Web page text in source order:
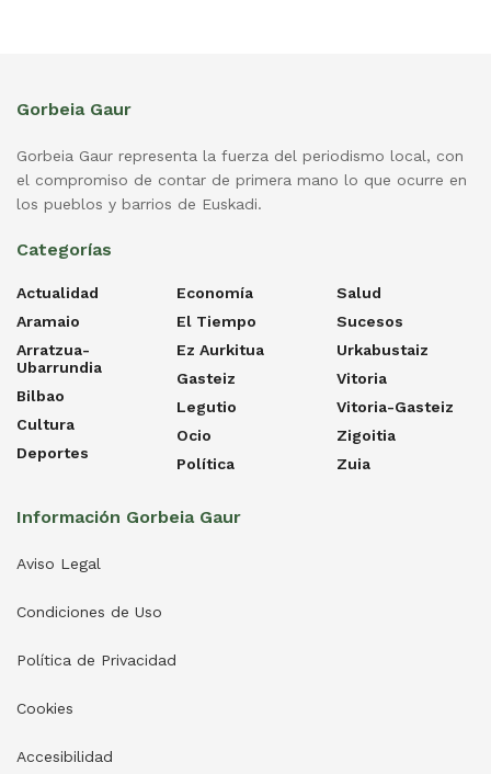
Gorbeia Gaur
Gorbeia Gaur representa la fuerza del periodismo local, con
el compromiso de contar de primera mano lo que ocurre en
los pueblos y barrios de Euskadi.
Categorías
Actualidad
Aramaio
Arratzua-
Ubarrundia
Bilbao
Cultura
Deportes
Economía
El Tiempo
Ez Aurkitua
Gasteiz
Legutio
Ocio
Política
Salud
Sucesos
Urkabustaiz
Vitoria
Vitoria-Gasteiz
Zigoitia
Zuia
Información Gorbeia Gaur
Aviso Legal
Condiciones de Uso
Política de Privacidad
Cookies
Accesibilidad